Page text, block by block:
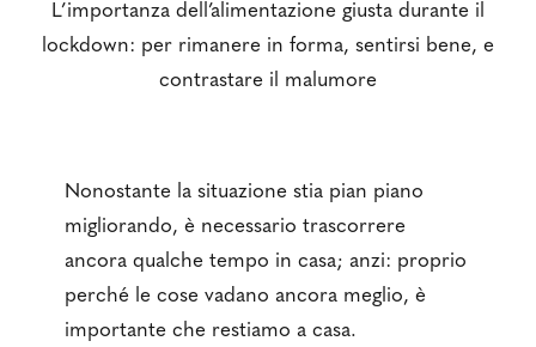
L’importanza dell’alimentazione giusta durante il
lockdown: per rimanere in forma, sentirsi bene, e
contrastare il malumore
Nonostante la situazione stia pian piano
migliorando, è necessario trascorrere
ancora qualche tempo in casa; anzi: proprio
perché le cose vadano ancora meglio, è
importante che restiamo a casa.